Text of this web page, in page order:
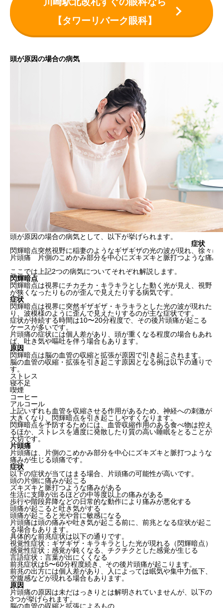
【タワーリバーク眼科】
頭が原因の場合の病気
頭が原因の場合の病気として、以下が挙げられます。
症状
閃輝暗点突然視野に稲妻のようなギザギザの光の波が現れ、徐々
片頭痛
片側のこめかみ部分を中心にズキズキと脈打つような痛み
ここでは上記2つの病気についてそれぞれ解説します。
閃輝暗点
閃輝暗点は視界にチカチカ・キラキラとした動く光が見え、視野
が狭くなったりものが歪んで見えたりする病気です。
症状
閃輝暗点は視界に突然ギザギザ・キラキラとした光の波が現れた
り、波模様のように歪んで見えたりするのが主な症状です。
症状が持続する時間は10〜20分程度で、その後片頭痛が起こる
ケースが多いです。
片頭痛の症状には個人差があり、頭が重くなる程度の場合もあれ
ば、吐き気や嘔吐を伴う場合もあります。
原因
閃輝暗点は脳の血管の収縮と拡張が原因で引き起こされます。
脳の血管の収縮・拡張を引き起こす原因となる例は以下の通りで
す。
ストレス
寝不足
喫煙
コーヒー
アルコール
上記いずれも血管を収縮させる作用があるため、神経への刺激が
大きくなり、閃輝暗点を引き起こしやすくなります。
閃輝暗点を予防するためには、血管収縮作用のある食べ物は控え
るほか、ストレスを適度に発散したり質の高い睡眠をとることが
大切です。
片頭痛
片頭痛は、片側のこめかみ部分を中心にズキズキと脈打つような
痛みが生じる頭痛です。
症状
以下の症状が当てはまる場合、片頭痛の可能性が高いです。
頭の片側に痛みが起こる
ズキズキと脈打つような痛みがある
生活に支障が出るほどの中等度以上の痛みがある
歩行や階段昇降などの日常的な動作により痛みが悪化する
頭痛が起こると吐き気がする
頭痛が起こると光や音に敏感になる
片頭痛は頭の痛みや吐き気が起こる前に、前兆となる症状が起こ
る場合もあります。
具体的な前兆症状は以下の通りです。
視覚性症状：ギザギザ・キラキラとした光が現れる（閃輝暗点）
感覚性症状：感覚が鈍くなる、チクチクとした感覚が生じる
言語症状：言葉が出にくくなる
前兆症状は5〜60分程度続き、その後片頭痛が起こります。
前兆の出方には個人差があり、人によっては眠気や集中力低下、
空腹感などが現れる場合もあります。
原因
片頭痛の原因は未だはっきりとは解明されていませんが、以下の
3つが挙げられます。
脳の血管の収縮と拡張によるもの